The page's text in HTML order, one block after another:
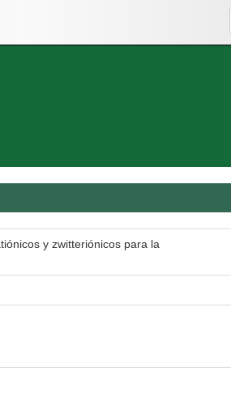
y zwitteriónicos para la